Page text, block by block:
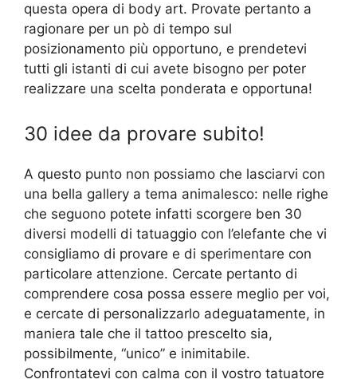
questa opera di body art. Provate pertanto a
ragionare per un pò di tempo sul
posizionamento più opportuno, e prendetevi
tutti gli istanti di cui avete bisogno per poter
realizzare una scelta ponderata e opportuna!
30 idee da provare subito!
A questo punto non possiamo che lasciarvi con
una bella gallery a tema animalesco: nelle righe
che seguono potete infatti scorgere ben 30
diversi modelli di tatuaggio con l’elefante che vi
consigliamo di provare e di sperimentare con
particolare attenzione. Cercate pertanto di
comprendere cosa possa essere meglio per voi,
e cercate di personalizzarlo adeguatamente, in
maniera tale che il tattoo prescelto sia,
possibilmente, “unico” e inimitabile.
Confrontatevi con calma con il vostro tatuatore